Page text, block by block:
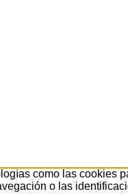
como las
o las